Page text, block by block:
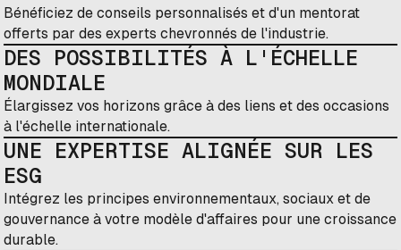
Bénéficiez de conseils personnalisés et d'un mentorat
offerts par des experts chevronnés de l'industrie.
DES POSSIBILITÉS À L'ÉCHELLE
MONDIALE
Élargissez vos horizons grâce à des liens et des occasions
à l'échelle internationale.
UNE EXPERTISE ALIGNÉE SUR LES
ESG
Intégrez les principes environnementaux, sociaux et de
gouvernance à votre modèle d'affaires pour une croissance
durable.